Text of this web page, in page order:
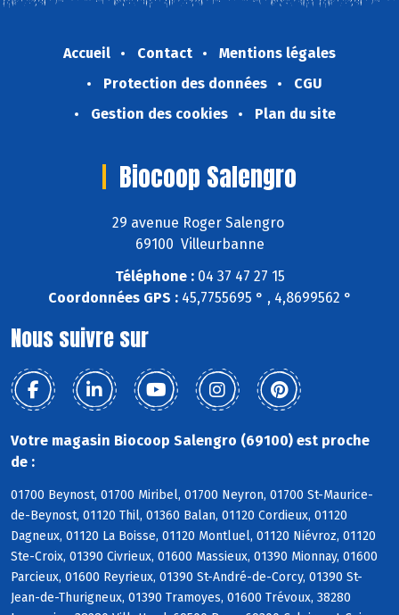
Accueil Contact
Mentions légales
Protection des données
CGU
Gestion des cookies
Plan du site
Biocoop Salengro
29 avenue Roger Salengro
69100 Villeurbanne
Téléphone :04 37 47 27 15
Coordonnées GPS :45,7755695 ° , 4,8699562 °
Nous suivre sur
Votre magasin Biocoop Salengro (69100) est proche
de :
01700 Beynost, 01700 Miribel, 01700 Neyron, 01700 St-Maurice-
de-Beynost, 01120 Thil, 01360 Balan, 01120 Cordieux, 01120
Dagneux, 01120 La Boisse, 01120 Montluel, 01120 Niévroz, 01120
Ste-Croix, 01390 Civrieux, 01600 Massieux, 01390 Mionnay, 01600
Parcieux, 01600 Reyrieux, 01390 St-André-de-Corcy, 01390 St-
Jean-de-Thurigneux, 01390 Tramoyes, 01600 Trévoux, 38280